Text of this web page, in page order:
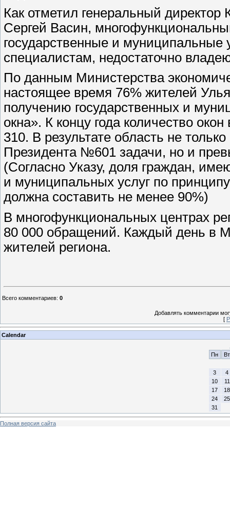
Как отметил генеральный
Сергей Васин,
государственные и муниципальные
специалистам, недостаточно
По данным Министерства
настоящее время 76% жителей
получению государственных и
окна». К концу года количество
310. В результате область не
Президента №601 задачи, но и
(Согласно Указу, доля граждан,
и муниципальных услуг по
должна составить не менее 90%)
В многофункциональных центрах
80 000 обращений. Каждый день в
жителей региона.
Всего комментариев: 0
Добавлять комментарии
[
Calendar
Пн
Вт
3
4
10
11
17
18
24
25
31
Полная версия сайта